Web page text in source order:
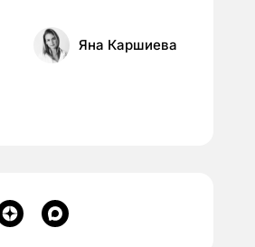
Яна Каршиева